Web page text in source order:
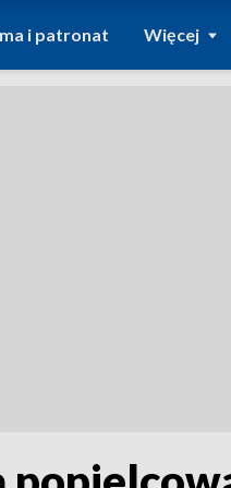
i patronat Więcej